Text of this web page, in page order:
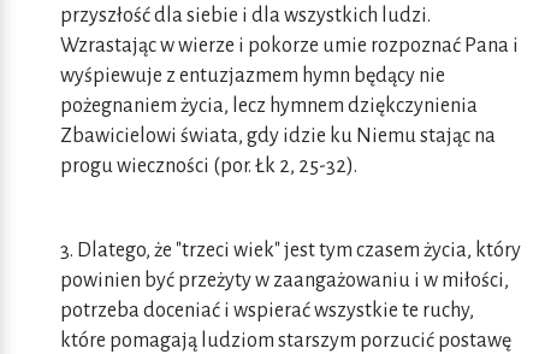
przyszłość dla siebie i dla wszystkich ludzi.
Wzrastając w wierze i pokorze umie rozpoznać Pana i
wyśpiewuje z entuzjazmem hymn będący nie
pożegnaniem życia, lecz hymnem dziękczynienia
Zbawicielowi świata, gdy idzie ku Niemu stając na
progu wieczności (por. Łk 2, 25-32).
3. Dlatego, że "trzeci wiek" jest tym czasem życia, który
powinien być przeżyty w zaangażowaniu i w miłości,
potrzeba doceniać i wspierać wszystkie te ruchy,
które pomagają ludziom starszym porzucić postawę